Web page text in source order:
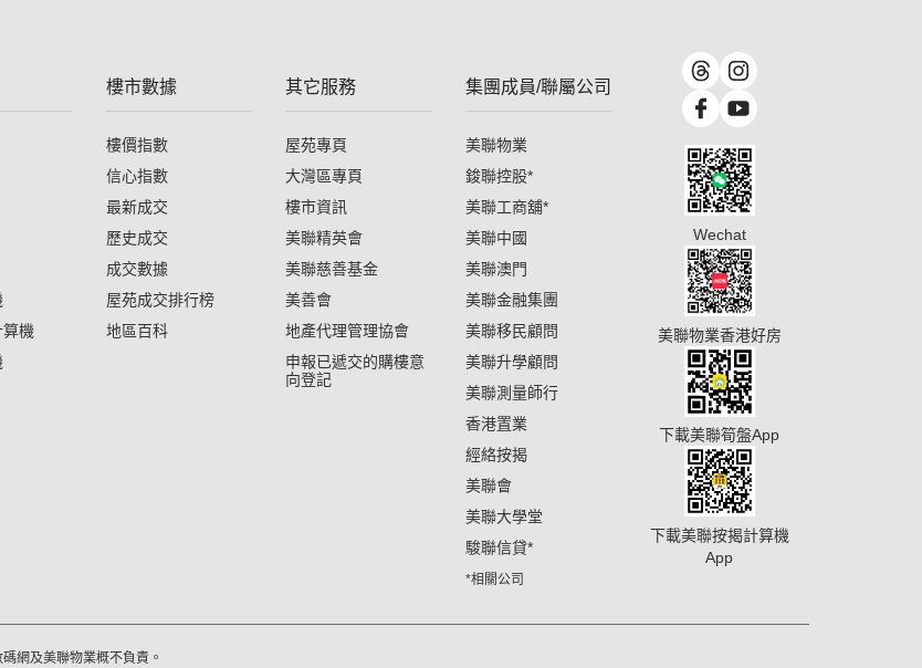
機
樓市數據
樓價指數
信心指數
最新成交
歷史成交
成交數據
屋苑成交排行榜
地區百科
其它服務
屋苑專頁
大灣區專頁
樓市資訊
美聯精英會
美聯慈善基金
美善會
地產代理管理協會
申報已遞交的購樓意
向登記
集團成員/聯屬公司
美聯物業
鋑聯控股*
美聯工商舖*
美聯中國
美聯澳門
美聯金融集團
美聯移民顧問
美聯升學顧問
美聯測量師行
香港置業
經絡按揭
美聯會
美聯大學堂
駿聯信貸*
*相關公司
Wechat
美聯物業香港好房
下載美聯筍盤App
下載美聯按揭計算機
App
網及美聯物業概不負責。